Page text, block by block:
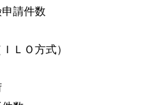
請件数
ＬＯ方式）